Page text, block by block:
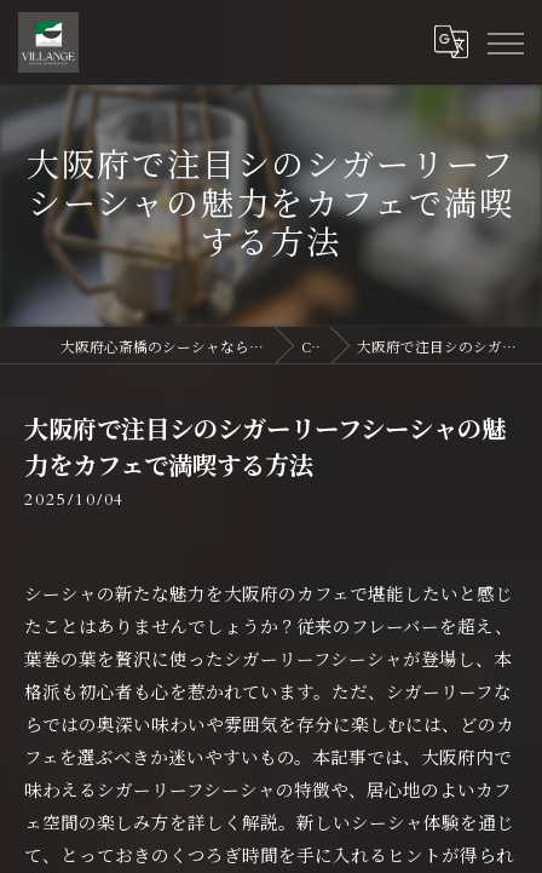
大阪府で注目シのシガーリーフ
シーシャの魅力をカフェで満喫
する方法
大阪府心斎橋のシーシャならVillange Shisha Shinsaibasi〜ヴィランジュ シーシャ 心斎橋 Column 大阪府で注目シのシガーリーフシーシャの魅力をカフェで満喫する方法
大阪府で注目シのシガーリーフシーシャの魅
力をカフェで満喫する方法
2025/10/04
シーシャの新たな魅力を大阪府のカフェで堪能したいと感じ
たことはありませんでしょうか？従来のフレーバーを超え、
葉巻の葉を贅沢に使ったシガーリーフシーシャが登場し、本
格派も初心者も心を惹かれています。ただ、シガーリーフな
らではの奥深い味わいや雰囲気を存分に楽しむには、どのカ
フェを選ぶべきか迷いやすいもの。本記事では、大阪府内で
味わえるシガーリーフシーシャの特徴や、居心地のよいカフ
ェ空間の楽しみ方を詳しく解説。新しいシーシャ体験を通じ
て、とっておきのくつろぎ時間を手に入れるヒントが得られ